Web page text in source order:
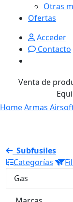
Otras
Ofertas
Acceder
Contacto
Venta de
HomeArmas
Subfusiles
Categorías
Gas